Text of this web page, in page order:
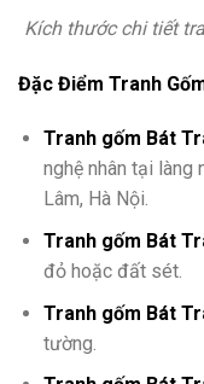
Kích thước chi tiết
Đặc Điểm Tranh
Tranh gốm Bát
nghệ nhân tại làng
Lâm, Hà Nội.
Tranh gốm Bát
đỏ hoặc đất sét.
Tranh gốm Bát
tường.